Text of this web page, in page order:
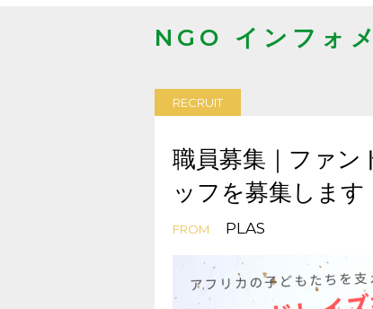
NGO インフォ
RECRUIT
職員募集｜ファン
ッフを募集します
FROM PLAS